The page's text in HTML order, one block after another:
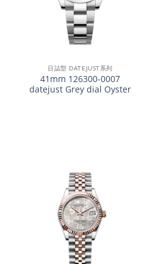
日誌型 DATEJUST系列
41mm 126300-0007
datejust Grey dial Oyster